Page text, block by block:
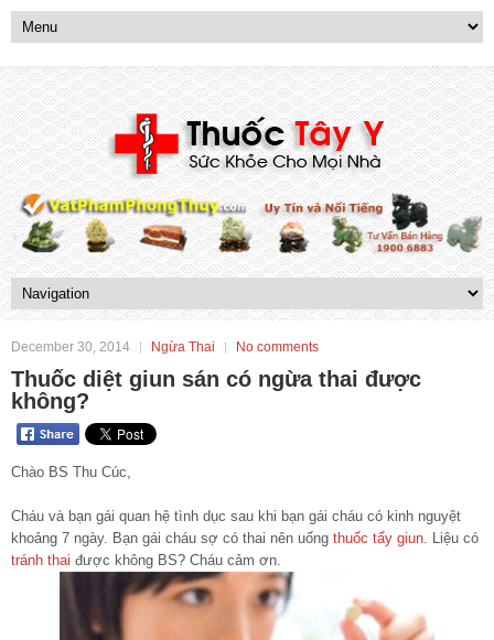
December 30, 2014 Ngừa Thai No comments
Thuốc diệt giun sán có ngừa thai được
không?
Chào BS Thu Cúc,
Cháu và bạn gái quan hệ tình dục sau khi bạn gái cháu có kinh nguyệt
khoảng 7 ngày. Bạn gái cháu sợ có thai nên uống thuốc tẩy giun. Liệu có
tránh thai được không BS? Cháu cảm ơn.